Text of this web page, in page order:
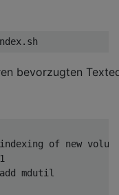
bevorzugten
of new
mdutil